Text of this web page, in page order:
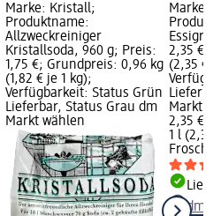
Marke: Kristall;
Produktname:
Allzweckreiniger
Kristallsoda, 960 g; Preis:
1,75 €; Grundpreis: 0,96 kg
(1,82 € je 1 kg);
Verfügbarkeit: Status Grün
Lieferbar, Status Grau dm
Markt wählen
Marke:
2,35 €;
(2,35 €
Markt
2,35 €
1 l (2,35
Frosch
dm